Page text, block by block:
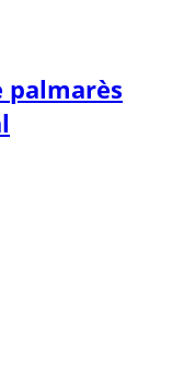
palmarès